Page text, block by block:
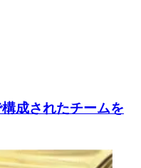
成されたチームを